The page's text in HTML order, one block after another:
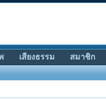
เสียงธรรม สมาชิก